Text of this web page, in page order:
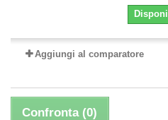
Aggiungi al comparatore
Confronta (0)